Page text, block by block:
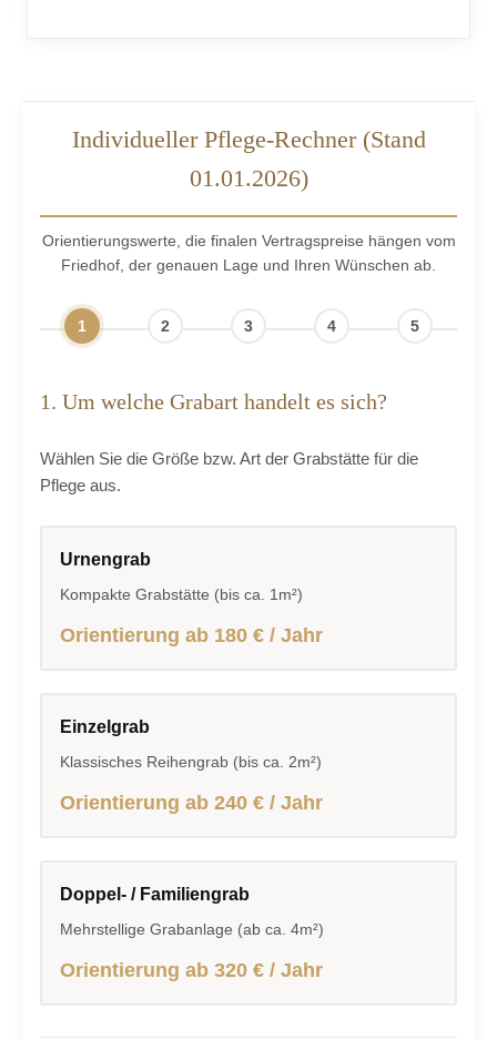
Individueller Pflege-Rechner (Stand
01.01.2026)
Orientierungswerte, die finalen Vertragspreise hängen vom
Friedhof, der genauen Lage und Ihren Wünschen ab.
1 2 3 4 5
1. Um welche Grabart handelt es sich?
Wählen Sie die Größe bzw. Art der Grabstätte für die
Pflege aus.
Urnengrab
Kompakte Grabstätte (bis ca. 1m²)
Orientierung ab 180 € / Jahr
Einzelgrab
Klassisches Reihengrab (bis ca. 2m²)
Orientierung ab 240 € / Jahr
Doppel- / Familiengrab
Mehrstellige Grabanlage (ab ca. 4m²)
Orientierung ab 320 € / Jahr